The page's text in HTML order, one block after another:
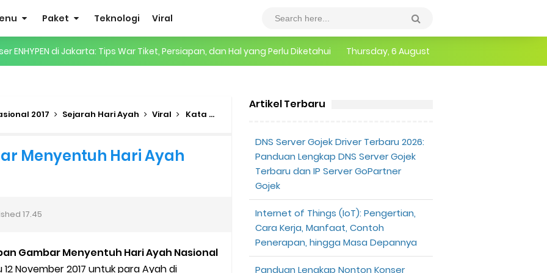
Paket Teknologi Viral
ENHYPEN di Jakarta: Tips War Tiket, Persiapan, dan Hal yang Perlu Diketahui
Syarat dan Komisinya
Online Terbaru Dari Grab
Sendiri dan Orang Lain
Thursday, 6 August
2017 Sejarah Hari Ayah Viral Kata Ucapan Gambar Menyentuh Hari Ayah Nasional 2017
Menyentuh Hari Ayah
17.45
Gambar Menyentuh Hari Ayah Nasional
November 2017 untuk para Ayah di
Artikel Terbaru
DNS Server Gojek Driver Terbaru 2026:
Panduan Lengkap DNS Server Gojek
Terbaru dan IP Server GoPartner
Gojek
Internet of Things (IoT): Pengertian,
Cara Kerja, Manfaat, Contoh
Penerapan, hingga Masa Depannya
Panduan Lengkap Nonton Konser